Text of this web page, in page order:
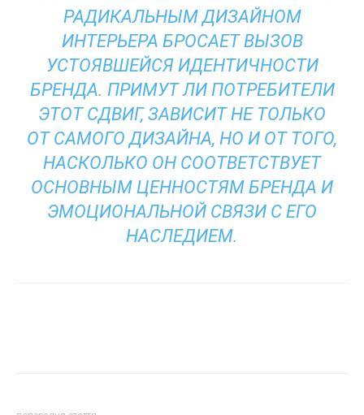
РАДИКАЛЬНЫМ ДИЗАЙНОМ
ИНТЕРЬЕРА БРОСАЕТ ВЫЗОВ
УСТОЯВШЕЙСЯ ИДЕНТИЧНОСТИ
БРЕНДА. ПРИМУТ ЛИ ПОТРЕБИТЕЛИ
ЭТОТ СДВИГ, ЗАВИСИТ НЕ ТОЛЬКО
ОТ САМОГО ДИЗАЙНА, НО И ОТ ТОГО,
НАСКОЛЬКО ОН СООТВЕТСТВУЕТ
ОСНОВНЫМ ЦЕННОСТЯМ БРЕНДА И
ЭМОЦИОНАЛЬНОЙ СВЯЗИ С ЕГО
НАСЛЕДИЕМ.